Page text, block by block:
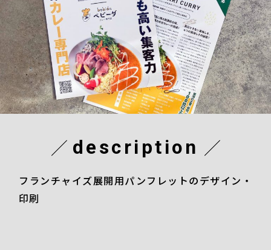
description
フランチャイズ展開用パンフレットのデザイン・
印刷